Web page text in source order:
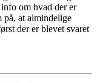
om hvad der er
at almindelige
der er blevet svaret